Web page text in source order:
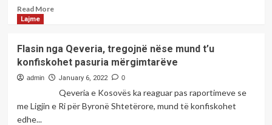
Read MoreRead
Punëtorët
tanë
në
Kazakistan
janë
mirë
Lajme
Flasin nga Qeveria, tregojnë nëse mund t’u
konfiskohet pasuria mërgimtarëve
admin January 6, 2022 0
Qeveria e Kosovës ka reaguar pas raportimeve se
me Ligjin e Ri për Byronë Shtetërore, mund të konfiskohet
edhe...